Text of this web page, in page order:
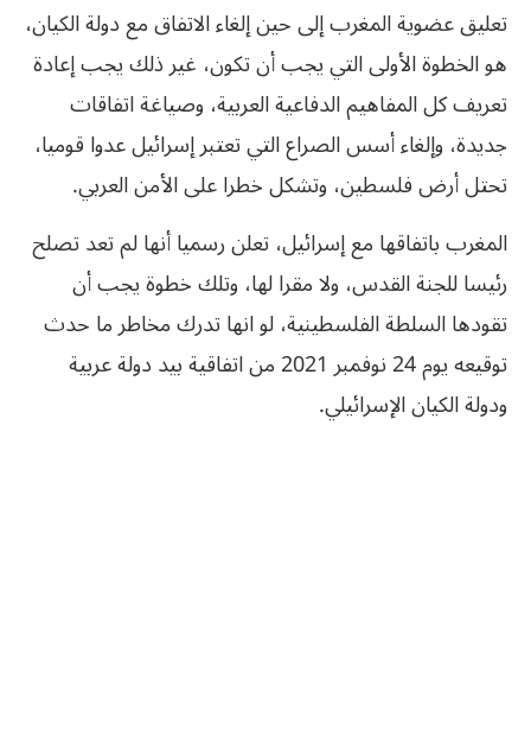
تعليق عضوية المغرب إلى حين إلغاء الاتفاق مع دولة الكيان،
هو الخطوة الأولى التي يجب أن تكون، غير ذلك يجب إعادة
تعريف كل المفاهيم الدفاعية العربية، وصياغة اتفاقات
جديدة، وإلغاء أسس الصراع التي تعتبر إسرائيل عدوا قوميا،
تحتل أرض فلسطين، وتشكل خطرا على الأمن العربي.
المغرب باتفاقها مع إسرائيل، تعلن رسميا أنها لم تعد تصلح
رئيسا للجنة القدس، ولا مقرا لها، وتلك خطوة يجب أن
تقودها السلطة الفلسطينية، لو انها تدرك مخاطر ما حدث
توقيعه يوم 24 نوفمبر 2021 من اتفاقية بيد دولة عربية
ودولة الكيان الإسرائيلي.